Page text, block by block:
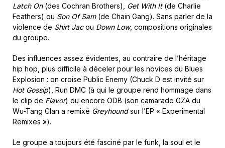
Latch On(des Cochran Brothers), Get With It(de Charlie
Feathers) ou Son Of Sam(de Chain Gang). Sans parler de la
violence de Shirt Jacou Down Low, compositions originales
du groupe.
Des influences assez évidentes, au contraire de l’héritage
hip hop, plus difficile à déceler pour les novices du Blues
Explosion : on croise Public Enemy (Chuck D est invité sur
Hot Gossip), Run DMC (à qui le groupe rend hommage dans
le clip de Flavor) ou encore ODB (son camarade GZA du
Wu-Tang Clan a remixé Greyhoundsur l’EP « Experimental
Remixes »).
Le groupe a toujours été fasciné par le funk, la soul et le